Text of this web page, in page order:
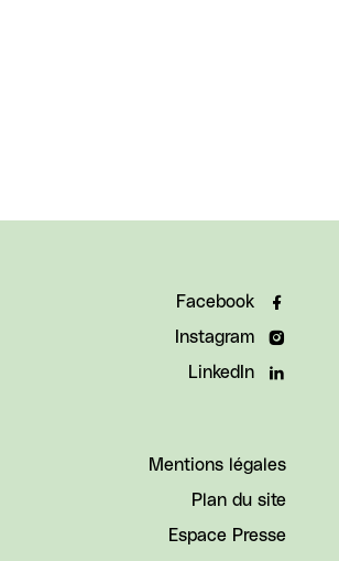
Facebook
Instagram
LinkedIn
Mentions légales
Plan du site
Espace Presse